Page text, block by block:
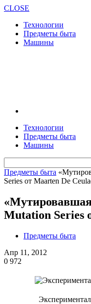
CLOSE
Технологии
Предметы быта
Машины
Технологии
Предметы быта
Машины
Предметы быта
Series от Maarten De
Mutation Series
Предметы быта
Апр 11, 2012
0 972